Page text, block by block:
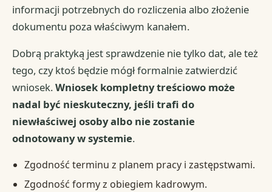
informacji potrzebnych do rozliczenia albo złożenie
dokumentu poza właściwym kanałem.
Dobrą praktyką jest sprawdzenie nie tylko dat, ale też
tego, czy ktoś będzie mógł formalnie zatwierdzić
wniosek.Wniosek kompletny treściowo może
nadal być nieskuteczny, jeśli trafi do
niewłaściwej osoby albo nie zostanie
odnotowany w systemie.
Zgodność terminu z planem pracy i zastępstwami.
Zgodność formy z obiegiem kadrowym.